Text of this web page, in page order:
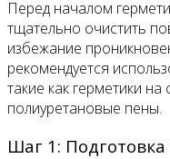
Перед началом
тщательно очистить
избежание
рекомендуется
такие как герметики
полиуретановые пены.
Шаг 1: